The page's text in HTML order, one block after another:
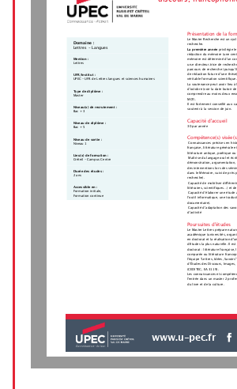
Présentation de la
Le Master Recherche est un
recherche.
La première année privilégie
rédaction du mémoire (une
mémoire est déterminé d’un
un.e directeur.trice de
parcours de recherche
de rédaction future d’une
véritable formation scientifique.
La soutenance peut avoir lieu à
d’octobre (voir la date butoir
comprendre au moins deux
MCF).
Il est fortement conseillé aux
soutenir à la session de juin.
Capacité d'accueil
30 par année
Compétence(s)
Connaissances précises en
française, littérature générale
littérature antique, poétique ou
Maîtrise du langage oral et
démonstration, argumentation,
des interventions lors des
dans le Mémoire, suivi de près
recherche).
Capacité de mobiliser
littéraires, scientifiques...) et de
Capacité d’élaborer une étude
l’outil informatique, une
documentaire).
Capacité d’adaptation des
d’activité
Poursuites d'études
Le Master Lettres prépare
académique (universités,
en doctorat et la réalisation
d'études la plus naturelle. Il est
doctorat : littérature française,
comparée ou littérature
l'équipe "Lettres, Idées,
d’Études des Discours,
(CEDITEC, EA 3119).
Les connaissances et
l'entrée dans un master 2
du livre et de la culture.
Domaine :
Lettres - Langues
Mention :
Lettres
UFR/Institut :
UPEC - UFR de Lettres langues et sciences humaines
Type de diplôme :
Master
Niveau(x) de recrutement :
Bac + 3
Niveau de diplôme :
Bac + 5
Niveau de sortie :
Niveau 1
Lieu(x) de formation :
Créteil - Campus Centre
Durée des études :
2 ans
Accessible en :
Formation initiale,
Formation continue
www.u-pec.fr